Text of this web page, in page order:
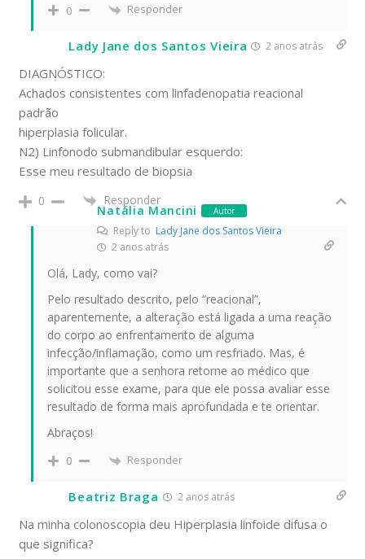
0 Responder
Lady Jane dos Santos Vieira 2 anos atrás
DIAGNÓSTICO:
Achados consistentes com linfadenopatia reacional
padrão
hiperplasia folicular.
N2) Linfonodo submandibular esquerdo:
Esse meu resultado de biopsia
0 Responder
Natália Mancini Autor
Reply toLady Jane dos Santos Vieira
2 anos atrás
Olá, Lady, como vai?
Pelo resultado descrito, pelo “reacional”,
aparentemente, a alteração está ligada a uma reação
do corpo ao enfrentamento de alguma
infecção/inflamação, como um resfriado. Mas, é
importante que a senhora retorne ao médico que
solicitou esse exame, para que ele possa avaliar esse
resultado de forma mais aprofundada e te orientar.
Abraços!
0 Responder
Beatriz Braga 2 anos atrás
Na minha colonoscopia deu Hiperplasia linfoide difusa o
que significa?